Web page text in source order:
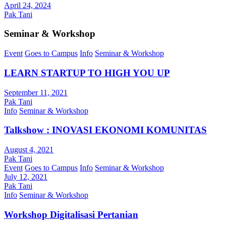
April 24, 2024
Pak Tani
Seminar & Workshop
Event Goes to Campus Info Seminar & Workshop
LEARN STARTUP TO HIGH YOU UP
September 11, 2021
Pak Tani
Info Seminar & Workshop
Talkshow : INOVASI EKONOMI KOMUNITAS
August 4, 2021
Pak Tani
Event Goes to Campus Info Seminar & Workshop
July 12, 2021
Pak Tani
Info Seminar & Workshop
Workshop Digitalisasi Pertanian